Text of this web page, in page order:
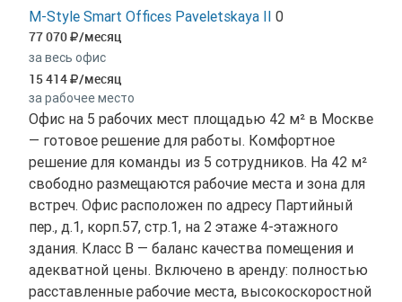
M-Style Smart Offices Paveletskaya II 0
77 070 /месяц
за весь офис
15 414 /месяц
за рабочее место
Офис на 5 рабочих мест площадью 42 м² в Москве
— готовое решение для работы. Комфортное
решение для команды из 5 сотрудников. На 42 м²
свободно размещаются рабочие места и зона для
встреч. Офис расположен по адресу Партийный
пер., д.1, корп.57, стр.1, на 2 этаже 4-этажного
здания. Класс B — баланс качества помещения и
адекватной цены. Включено в аренду: полностью
расставленные рабочие места, высокоскоростной